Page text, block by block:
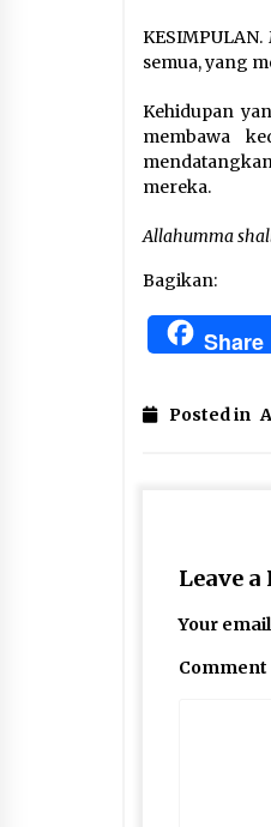
semua, yang
Kehidupan
membawa
mereka.
Allahumma
Bagikan:
Share
Posted in
Leave a
Your
Comment